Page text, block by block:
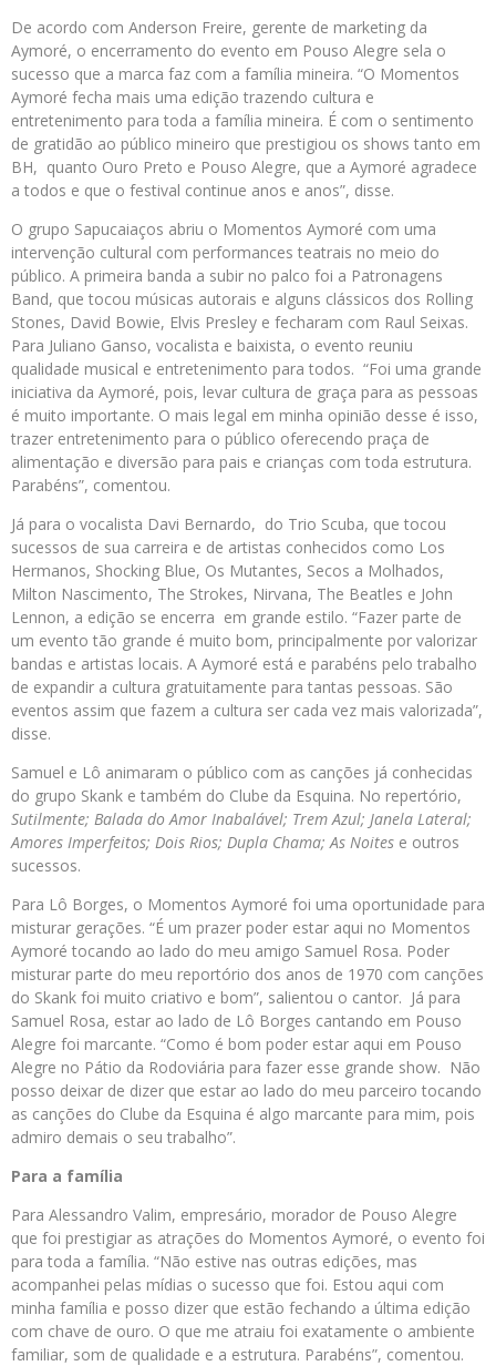
De acordo com Anderson Freire, gerente de marketing da
Aymoré, o encerramento do evento em Pouso Alegre sela o
sucesso que a marca faz com a família mineira. “O Momentos
Aymoré fecha mais uma edição trazendo cultura e
entretenimento para toda a família mineira. É com o sentimento
de gratidão ao público mineiro que prestigiou os shows tanto em
BH, quanto Ouro Preto e Pouso Alegre, que a Aymoré agradece
a todos e que o festival continue anos e anos”, disse.
O grupo Sapucaiaços abriu o Momentos Aymoré com uma
intervenção cultural com performances teatrais no meio do
público. A primeira banda a subir no palco foi a Patronagens
Band, que tocou músicas autorais e alguns clássicos dos Rolling
Stones, David Bowie, Elvis Presley e fecharam com Raul Seixas.
Para Juliano Ganso, vocalista e baixista, o evento reuniu
qualidade musical e entretenimento para todos. “Foi uma grande
iniciativa da Aymoré, pois, levar cultura de graça para as pessoas
é muito importante. O mais legal em minha opinião desse é isso,
trazer entretenimento para o público oferecendo praça de
alimentação e diversão para pais e crianças com toda estrutura.
Parabéns”, comentou.
Já para o vocalista Davi Bernardo, do Trio Scuba, que tocou
sucessos de sua carreira e de artistas conhecidos como Los
Hermanos, Shocking Blue, Os Mutantes, Secos a Molhados,
Milton Nascimento, The Strokes, Nirvana, The Beatles e John
Lennon, a edição se encerra em grande estilo. “Fazer parte de
um evento tão grande é muito bom, principalmente por valorizar
bandas e artistas locais. A Aymoré está e parabéns pelo trabalho
de expandir a cultura gratuitamente para tantas pessoas. São
eventos assim que fazem a cultura ser cada vez mais valorizada”,
disse.
Samuel e Lô animaram o público com as canções já conhecidas
do grupo Skank e também do Clube da Esquina. No repertório,
Sutilmente; Balada do Amor Inabalável; Trem Azul; Janela Lateral;
Amores Imperfeitos; Dois Rios; Dupla Chama; As Noites e outros
sucessos.
Para Lô Borges, o Momentos Aymoré foi uma oportunidade para
misturar gerações. “É um prazer poder estar aqui no Momentos
Aymoré tocando ao lado do meu amigo Samuel Rosa. Poder
misturar parte do meu reportório dos anos de 1970 com canções
do Skank foi muito criativo e bom”, salientou o cantor. Já para
Samuel Rosa, estar ao lado de Lô Borges cantando em Pouso
Alegre foi marcante. “Como é bom poder estar aqui em Pouso
Alegre no Pátio da Rodoviária para fazer esse grande show. Não
posso deixar de dizer que estar ao lado do meu parceiro tocando
as canções do Clube da Esquina é algo marcante para mim, pois
admiro demais o seu trabalho”.
Para a família
Para Alessandro Valim, empresário, morador de Pouso Alegre
que foi prestigiar as atrações do Momentos Aymoré, o evento foi
para toda a família. “Não estive nas outras edições, mas
acompanhei pelas mídias o sucesso que foi. Estou aqui com
minha família e posso dizer que estão fechando a última edição
com chave de ouro. O que me atraiu foi exatamente o ambiente
familiar, som de qualidade e a estrutura. Parabéns”, comentou.